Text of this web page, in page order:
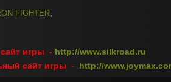
FIGHTER
игры - http://www.silkroad.ru
сайт игры - http://